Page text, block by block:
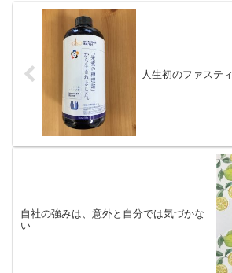
人生初のファステ
自社の強みは、意外と自分では気づかな
い